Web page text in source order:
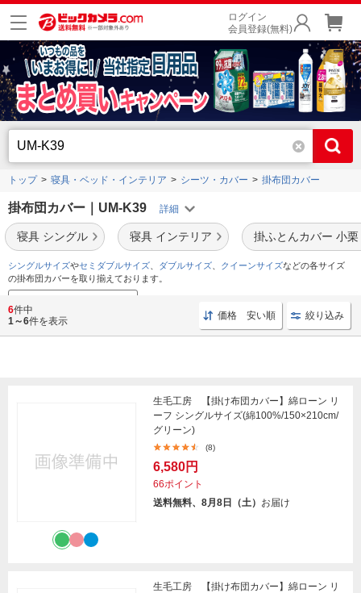
ログイン
会員登録(無料)
トップ 寝具・ベッド・インテリア シーツ・カバー 掛布団カバー
掛布団カバー｜UM-K39
寝具 シングル 寝具 インテリア 掛ふとんカバー 小栗
シングルサイズやセミダブルサイズ ダブルサイズ クイーンサイズなどの各サイズ
の掛布団カバーを取り揃えております。
布団乾燥機でカビ・ダニ対策
6件中
1～6件を表示 価格 安い順 絞り込み
生毛工房 【掛け布団カバー】綿ローン リ
ーフ シングルサイズ(綿100%/150×210cm/
グリーン)
(8)
6,580円
66ポイント
送料無料、8月8日（土） お届け
生毛工房 【掛け布団カバー】綿ローン リ